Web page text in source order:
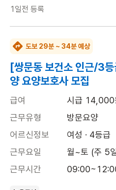
1일전 등록
도보 29분 ~ 34분 예상
[쌍문동 보건소 인근/3
양 요양보호사 모집
급여
시급 14,000
근무유형
방문요양
어르신정보
여성 · 4등급
근무요일
월~토 (주 5
근무시간